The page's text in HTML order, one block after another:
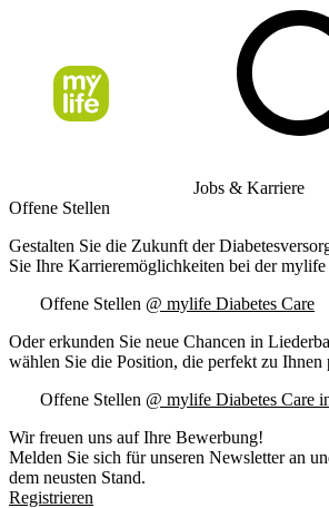
Jobs & Karriere
Offene Stellen
Gestalten Sie die Zukunft der
Sie Ihre Karrieremöglichkeiten bei der
Offene Stellen @ mylife Diabetes Care
Oder erkunden Sie neue Chancen in
wählen Sie die Position, die perfekt zu Ihnen
Offene Stellen @ mylife Diabetes Care
Wir freuen uns auf Ihre Bewerbung!
Melden Sie sich für unseren Newsletter an
dem neusten Stand.
Registrieren